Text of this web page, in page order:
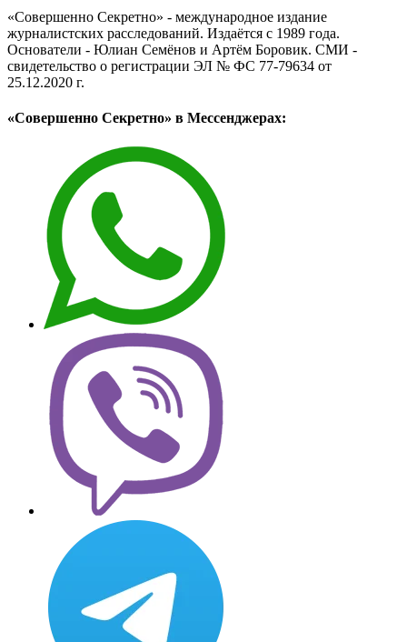
«Совершенно Секретно» - международное издание
журналистских расследований. Издаётся с 1989 года.
Основатели - Юлиан Семёнов и Артём Боровик. CМИ -
свидетельство о регистрации ЭЛ № ФС 77-79634 от
25.12.2020 г.
«Совершенно Секретно» в Мессенджерах: